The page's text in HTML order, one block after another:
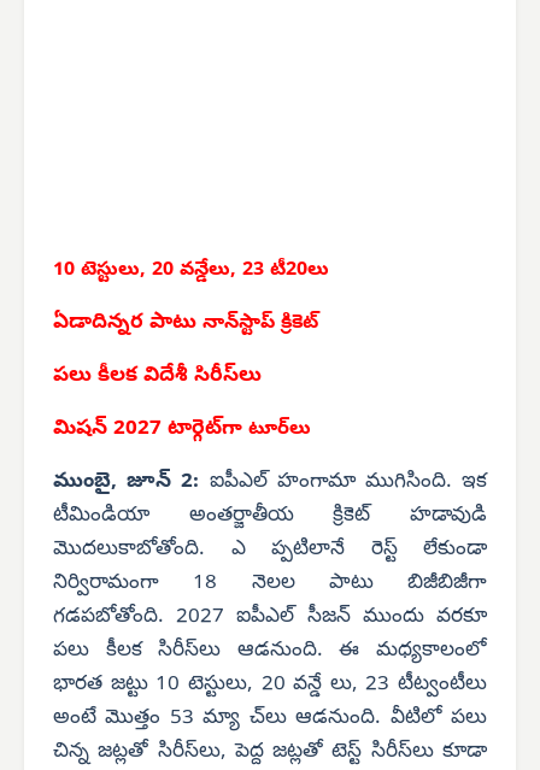
10 టెస్టులు, 20 వన్డేలు, 23 టీ20లు
ఏడాదిన్నర పాటు నాన్‌స్టాప్ క్రికెట్
పలు కీలక విదేశీ సిరీస్‌లు
మిషన్ 2027 టార్గెట్‌గా టూర్‌లు
ముంబై, జూన్ 2: ఐపీఎల్ హంగామా ముగిసింది. ఇక
టీమిండియా అంతర్జాతీయ క్రికెట్ హడావుడి
మొదలుకాబోతోంది. ఎ ప్పటిలానే రెస్ట్ లేకుండా
నిర్విరామంగా 18 నెలల పాటు బిజీబిజీగా
గడపబోతోంది. 2027 ఐపీఎల్ సీజన్ ముందు వరకూ
పలు కీలక సిరీస్‌లు ఆడనుంది. ఈ మధ్యకాలంలో
భారత జట్టు 10 టెస్టులు, 20 వన్డే లు, 23 టీట్వంటీలు
అంటే మొత్తం 53 మ్యా చ్‌లు ఆడనుంది. వీటిలో పలు
చిన్న జట్లతో సిరీస్‌లు, పెద్ద జట్లతో టెస్ట్ సిరీస్‌లు కూడా